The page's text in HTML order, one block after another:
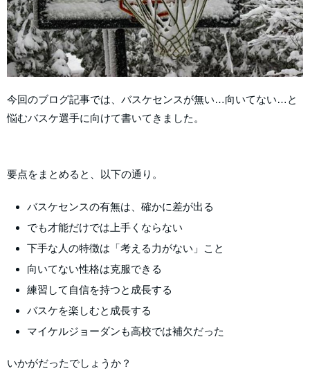
今回のブログ記事では、バスケセンスが無い…向いてない…と
悩むバスケ選手に向けて書いてきました。
要点をまとめると、以下の通り。
バスケセンスの有無は、確かに差が出る
でも才能だけでは上手くならない
下手な人の特徴は「考える力がない」こと
向いてない性格は克服できる
練習して自信を持つと成長する
バスケを楽しむと成長する
マイケルジョーダンも高校では補欠だった
いかがだったでしょうか？